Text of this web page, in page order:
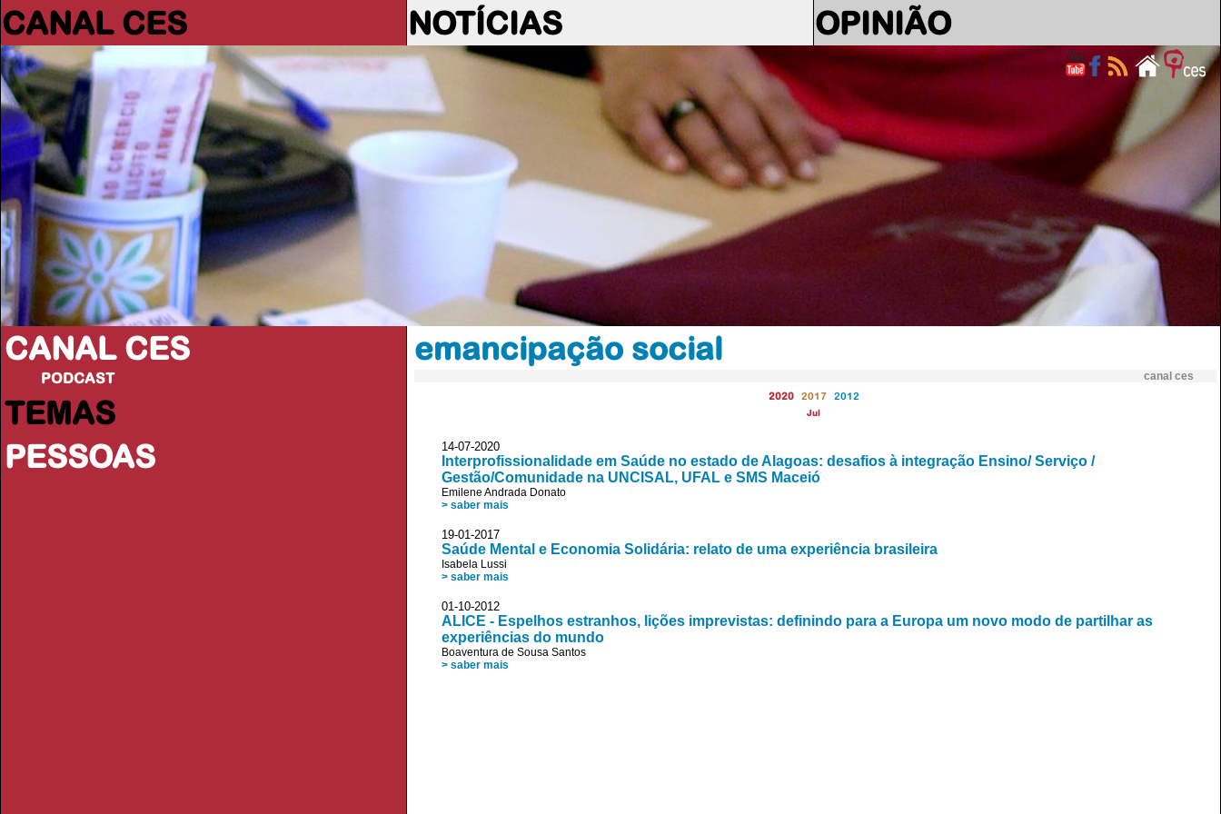
CANAL CES NOTÍCIAS OPINIÃO
CANAL CES
PODCAST
TEMAS
PESSOAS
emancipação social
canal ces
2020 2017 2012
Jul
14-07-2020
Interprofissionalidade em Saúde no estado de Alagoas: desafios à integração Ensino/ Serviço /
Gestão/Comunidade na UNCISAL, UFAL e SMS Maceió
Emilene Andrada Donato
> saber mais
19-01-2017
Saúde Mental e Economia Solidária: relato de uma experiência brasileira
Isabela Lussi
> saber mais
01-10-2012
ALICE - Espelhos estranhos, lições imprevistas: definindo para a Europa um novo modo de partilhar as
experiências do mundo
Boaventura de Sousa Santos
> saber mais